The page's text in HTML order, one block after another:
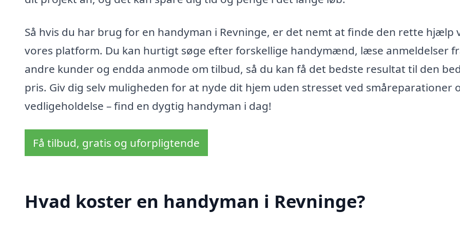
Så hvis du har brug for en handyman i Revninge, er det nemt at finde den rette hjælp
vores platform. Du kan hurtigt søge efter forskellige handymænd, læse anmeldelser
andre kunder og endda anmode om tilbud, så du kan få det bedste resultat til den
pris. Giv dig selv muligheden for at nyde dit hjem uden stresset ved småreparationer
vedligeholdelse – find en dygtig handyman i dag!
Få tilbud, gratis og uforpligtende
Hvad koster en handyman i Revninge?